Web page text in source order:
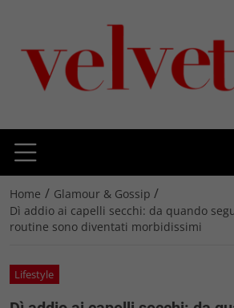
Home / Glamour & Gossip /
Dì addio ai capelli secchi: da quando
routine sono diventati morbidissimi
Lifestyle